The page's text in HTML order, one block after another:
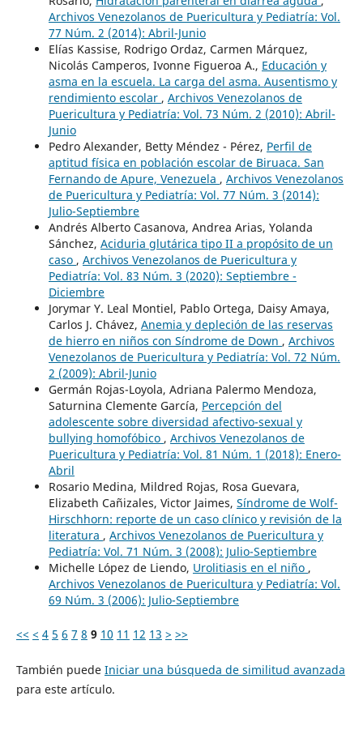
Archivos Venezolanos de Puericultura y Pediatría: Vol.
77 Núm. 2 (2014): Abril-Junio
Elías Kassise, Rodrigo Ordaz, Carmen Márquez,
Nicolás Camperos, Ivonne Figueroa A., Educación y
asma en la escuela. La carga del asma. Ausentismo y
rendimiento escolar , Archivos Venezolanos de
Puericultura y Pediatría: Vol. 73 Núm. 2 (2010): Abril-
Junio
Pedro Alexander, Betty Méndez - Pérez, Perfil de
aptitud física en población escolar de Biruaca. San
Fernando de Apure, Venezuela , Archivos Venezolanos
de Puericultura y Pediatría: Vol. 77 Núm. 3 (2014):
Julio-Septiembre
Andrés Alberto Casanova, Andrea Arias, Yolanda
Sánchez, Aciduria glutárica tipo II a propósito de un
caso , Archivos Venezolanos de Puericultura y
Pediatría: Vol. 83 Núm. 3 (2020): Septiembre -
Diciembre
Jorymar Y. Leal Montiel, Pablo Ortega, Daisy Amaya,
Carlos J. Chávez, Anemia y depleción de las reservas
de hierro en niños con Síndrome de Down , Archivos
Venezolanos de Puericultura y Pediatría: Vol. 72 Núm.
2 (2009): Abril-Junio
Germán Rojas-Loyola, Adriana Palermo Mendoza,
Saturnina Clemente García, Percepción del
adolescente sobre diversidad afectivo-sexual y
bullying homofóbico , Archivos Venezolanos de
Puericultura y Pediatría: Vol. 81 Núm. 1 (2018): Enero-
Abril
Rosario Medina, Mildred Rojas, Rosa Guevara,
Elizabeth Cañizales, Victor Jaimes, Síndrome de Wolf-
Hirschhorn: reporte de un caso clínico y revisión de la
literatura , Archivos Venezolanos de Puericultura y
Pediatría: Vol. 71 Núm. 3 (2008): Julio-Septiembre
Michelle López de Liendo, Urolitiasis en el niño ,
Archivos Venezolanos de Puericultura y Pediatría: Vol.
69 Núm. 3 (2006): Julio-Septiembre
<< < 4 5 6 7 8 9 10 11 12 13 > >>
También puede Iniciar una búsqueda de similitud avanzada
para este artículo.